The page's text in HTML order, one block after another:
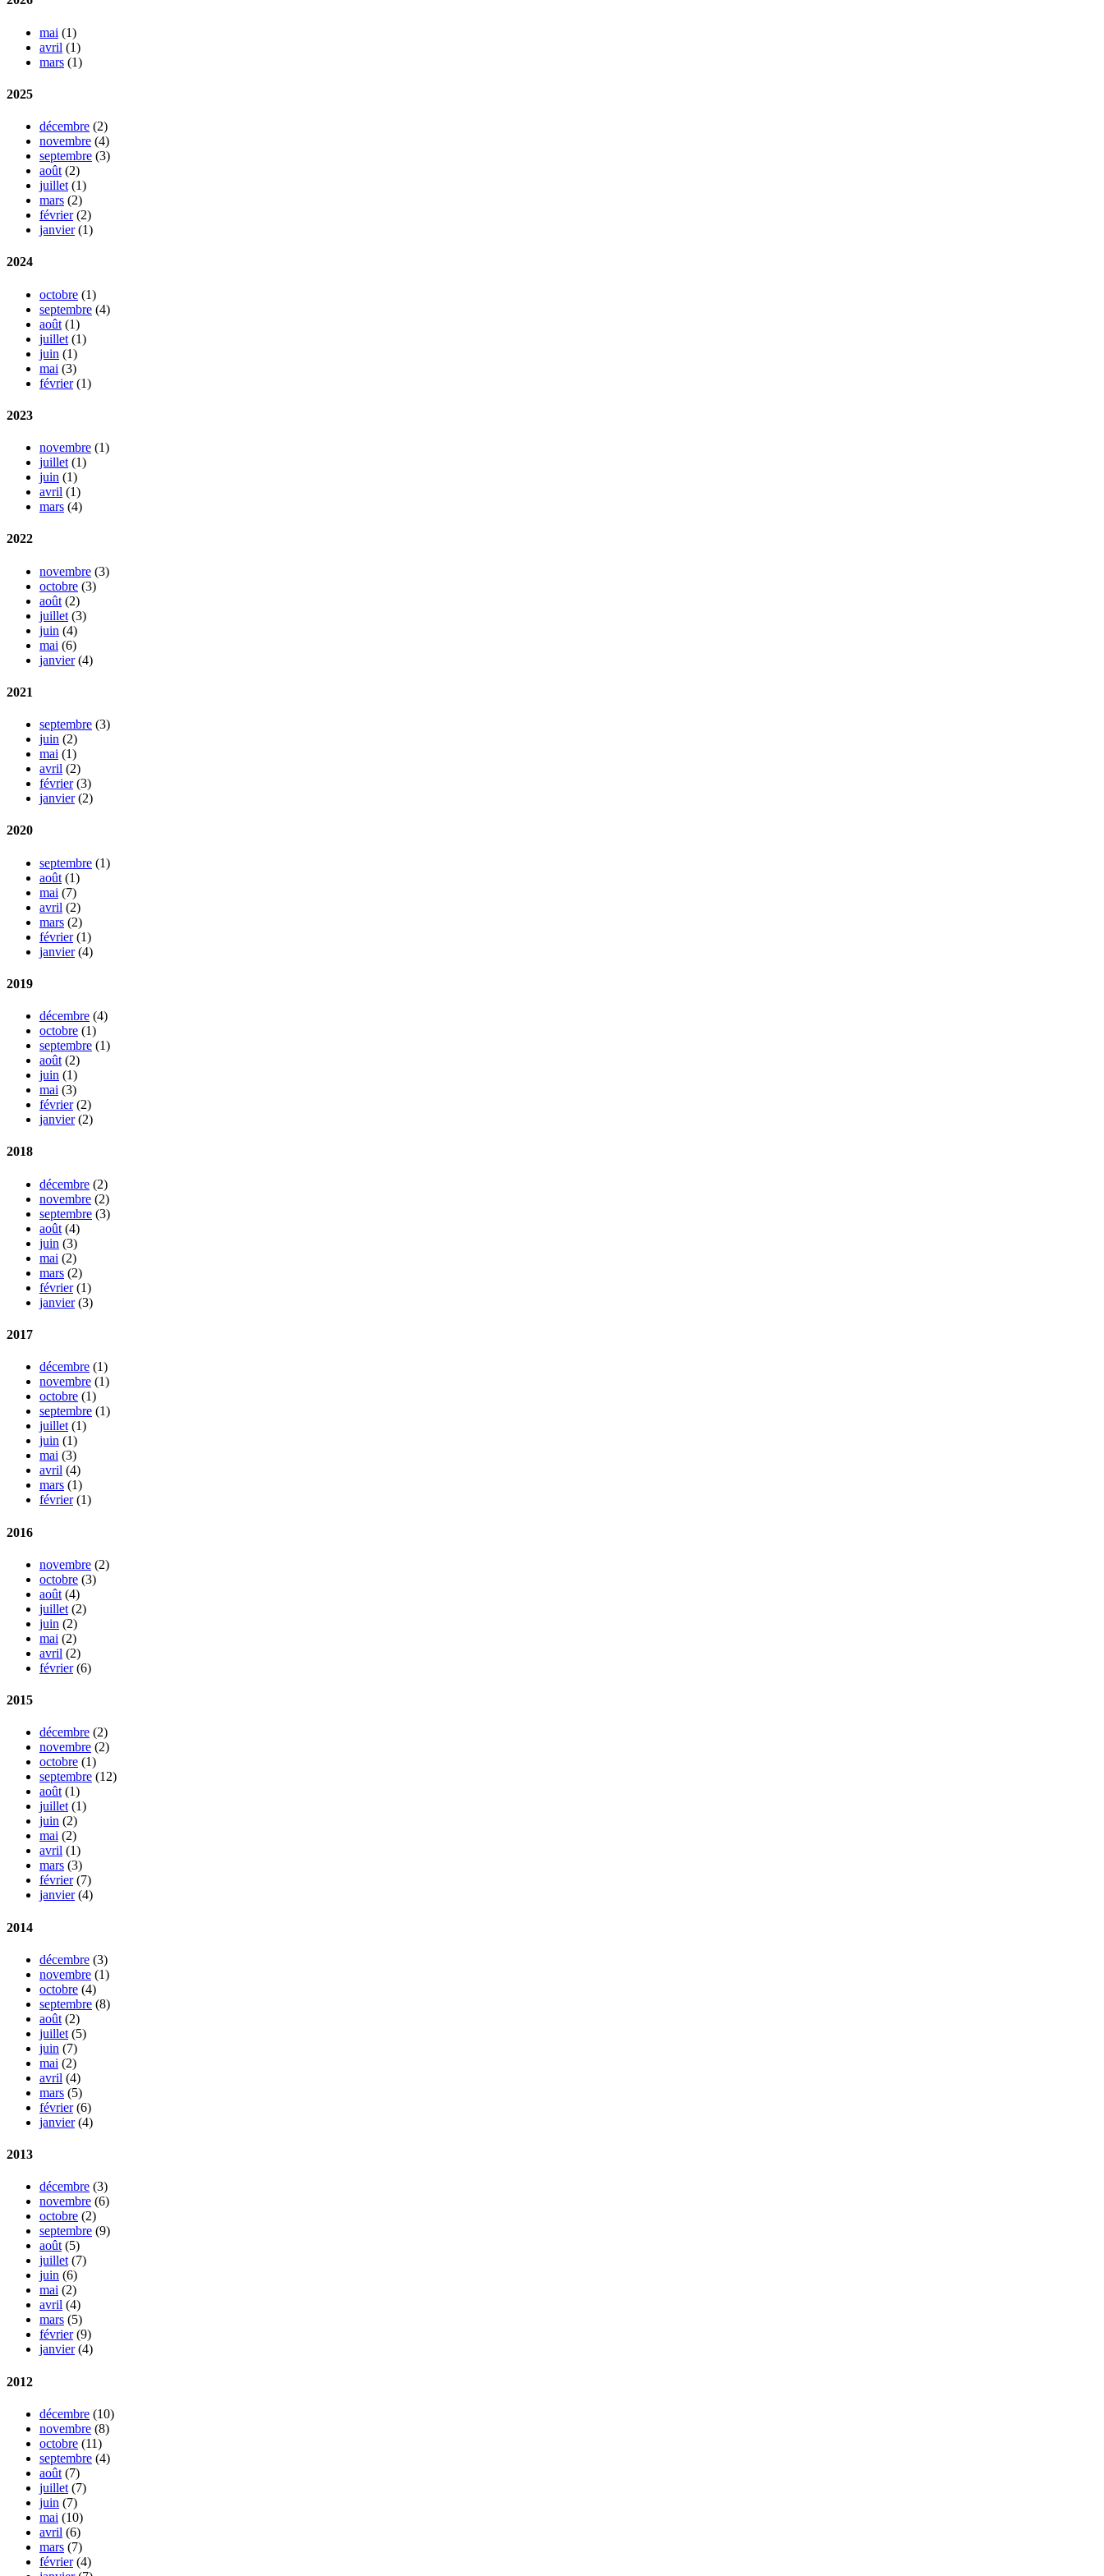
mai (1)
avril (1)
mars (1)
2025
décembre (2)
novembre (4)
septembre (3)
août (2)
juillet (1)
mars (2)
février (2)
janvier (1)
2024
octobre (1)
septembre (4)
août (1)
juillet (1)
juin (1)
mai (3)
février (1)
2023
novembre (1)
juillet (1)
juin (1)
avril (1)
mars (4)
2022
novembre (3)
octobre (3)
août (2)
juillet (3)
juin (4)
mai (6)
janvier (4)
2021
septembre (3)
juin (2)
mai (1)
avril (2)
février (3)
janvier (2)
2020
septembre (1)
août (1)
mai (7)
avril (2)
mars (2)
février (1)
janvier (4)
2019
décembre (4)
octobre (1)
septembre (1)
août (2)
juin (1)
mai (3)
février (2)
janvier (2)
2018
décembre (2)
novembre (2)
septembre (3)
août (4)
juin (3)
mai (2)
mars (2)
février (1)
janvier (3)
2017
décembre (1)
novembre (1)
octobre (1)
septembre (1)
juillet (1)
juin (1)
mai (3)
avril (4)
mars (1)
février (1)
2016
novembre (2)
octobre (3)
août (4)
juillet (2)
juin (2)
mai (2)
avril (2)
février (6)
2015
décembre (2)
novembre (2)
octobre (1)
septembre (12)
août (1)
juillet (1)
juin (2)
mai (2)
avril (1)
mars (3)
février (7)
janvier (4)
2014
décembre (3)
novembre (1)
octobre (4)
septembre (8)
août (2)
juillet (5)
juin (7)
mai (2)
avril (4)
mars (5)
février (6)
janvier (4)
2013
décembre (3)
novembre (6)
octobre (2)
septembre (9)
août (5)
juillet (7)
juin (6)
mai (2)
avril (4)
mars (5)
février (9)
janvier (4)
2012
décembre (10)
novembre (8)
octobre (11)
septembre (4)
août (7)
juillet (7)
juin (7)
mai (10)
avril (6)
mars (7)
février (4)